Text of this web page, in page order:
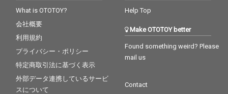
What is OTOTOY?
会社概要
利用規約
プライバシー・ポリシー
特定商取引法に基づく表示
外部データ連携しているサービ
スについて
Help Top
Make OTOTOY better
Found something weird? Please
mail us
Contact